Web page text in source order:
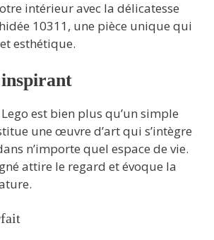
intérieur avec la délicatesse
10311, une pièce unique qui
esthétique.
est bien plus qu’un simple
une œuvre d’art qui s’intègre
n’importe quel espace de vie.
attire le regard et évoque la